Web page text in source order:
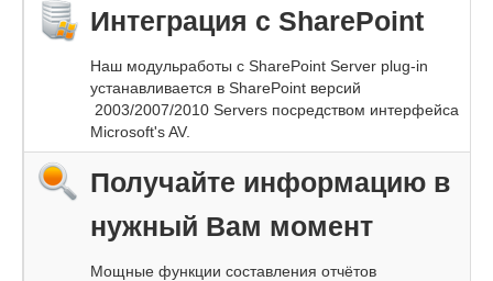
Интеграция с SharePoint
Наш модульработы с SharePoint Server plug-in
устанавливается в SharePoint версий
2003/2007/2010 Servers посредством интерфейса
Microsoft's AV.
Получайте информацию в
нужный Вам момент
Мощные функции составления отчётов